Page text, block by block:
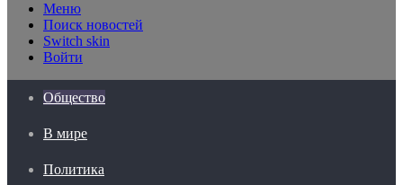
Меню
Поиск новостей
Switch skin
Войти
Общество
В мире
Политика